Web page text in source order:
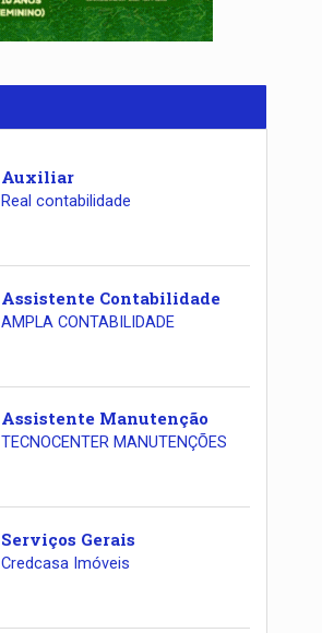
Auxiliar
Real contabilidade
Assistente Contabilidade
AMPLA CONTABILIDADE
Assistente Manutenção
TECNOCENTER MANUTENÇÕES
Serviços Gerais
Credcasa Imóveis